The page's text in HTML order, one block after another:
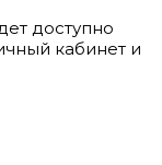
доступно
кабинет и